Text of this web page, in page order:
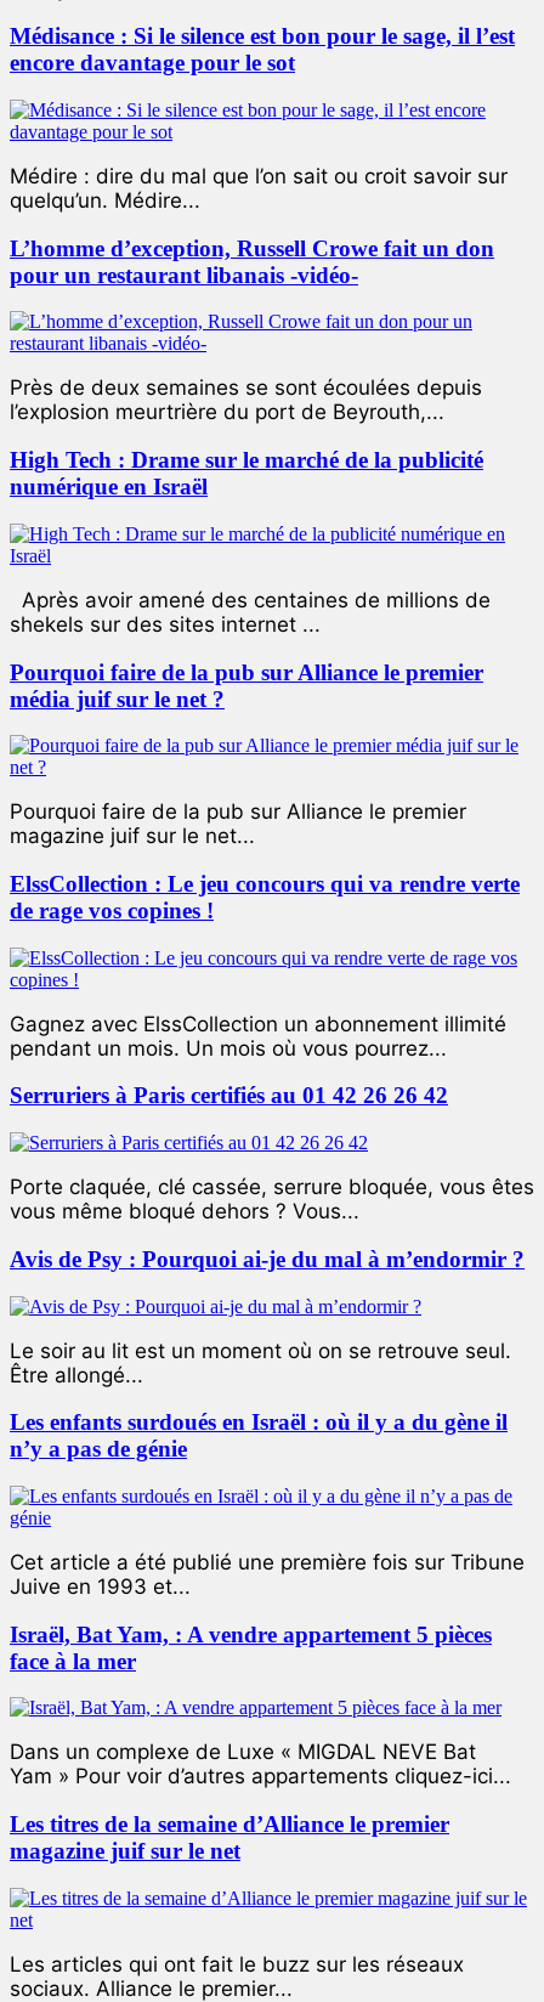
Médisance : Si le silence est bon pour le sage, il l’est
encore davantage pour le sot
Médire : dire du mal que l’on sait ou croit savoir sur
quelqu’un. Médire...
L’homme d’exception, Russell Crowe fait un don
pour un restaurant libanais -vidéo-
Près de deux semaines se sont écoulées depuis
l’explosion meurtrière du port de Beyrouth,...
High Tech : Drame sur le marché de la publicité
numérique en Israël
Après avoir amené des centaines de millions de
shekels sur des sites internet ...
Pourquoi faire de la pub sur Alliance le premier
média juif sur le net ?
Pourquoi faire de la pub sur Alliance le premier
magazine juif sur le net...
ElssCollection : Le jeu concours qui va rendre verte
de rage vos copines !
Gagnez avec ElssCollection un abonnement illimité
pendant un mois. Un mois où vous pourrez...
Serruriers à Paris certifiés au 01 42 26 26 42
Porte claquée, clé cassée, serrure bloquée, vous êtes
vous même bloqué dehors ? Vous...
Avis de Psy : Pourquoi ai-je du mal à m’endormir ?
Le soir au lit est un moment où on se retrouve seul.
Être allongé...
Les enfants surdoués en Israël : où il y a du gène il
n’y a pas de génie
Cet article a été publié une première fois sur Tribune
Juive en 1993 et...
Israël, Bat Yam, : A vendre appartement 5 pièces
face à la mer
Dans un complexe de Luxe « MIGDAL NEVE Bat
Yam » Pour voir d’autres appartements cliquez-ici...
Les titres de la semaine d’Alliance le premier
magazine juif sur le net
Les articles qui ont fait le buzz sur les réseaux
sociaux. Alliance le premier...